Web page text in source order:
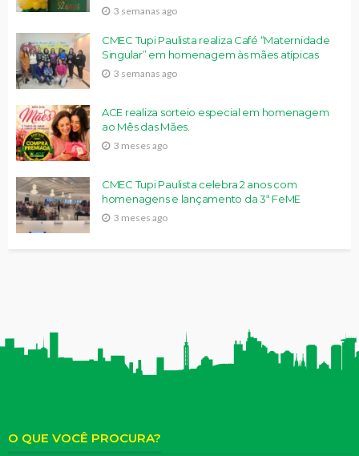
3 semanas ago
CMEC Tupi Paulista realiza Café “Maternidade
Singular” em homenagem às mães atípicas
3 semanas ago
ACE realiza sorteio especial em homenagem
ao Mês das Mães.
3 meses ago
CMEC Tupi Paulista celebra 2 anos com
homenagens e lançamento da 3ª FeME
3 meses ago
O QUE VOCÊ PROCURA?